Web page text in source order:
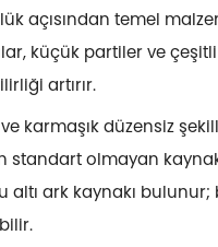
açısından temel
küçük partiler ve
artırır.
karmaşık düzensiz
standart olmayan
altı ark kaynakı